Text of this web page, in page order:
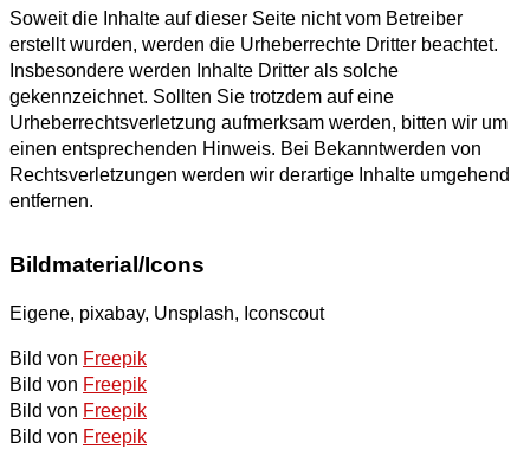
Soweit die Inhalte auf dieser Seite nicht vom Betreiber
erstellt wurden, werden die Urheberrechte Dritter beachtet.
Insbesondere werden Inhalte Dritter als solche
gekennzeichnet. Sollten Sie trotzdem auf eine
Urheberrechtsverletzung aufmerksam werden, bitten wir um
einen entsprechenden Hinweis. Bei Bekanntwerden von
Rechtsverletzungen werden wir derartige Inhalte umgehend
entfernen.
Bildmaterial/Icons
Eigene, pixabay, Unsplash, Iconscout
Bild von Freepik
Bild von Freepik
Bild von Freepik
Bild von Freepik